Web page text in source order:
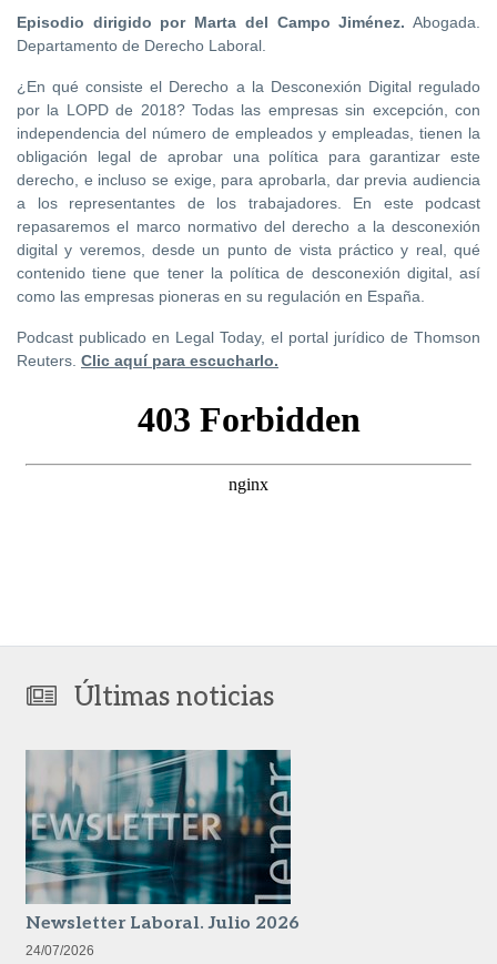
Episodio dirigido por Marta del Campo Jiménez. Abogada.
Departamento de Derecho Laboral.
¿En qué consiste el Derecho a la Desconexión Digital regulado
por la LOPD de 2018? Todas las empresas sin excepción, con
independencia del número de empleados y empleadas, tienen la
obligación legal de aprobar una política para garantizar este
derecho, e incluso se exige, para aprobarla, dar previa audiencia
a los representantes de los trabajadores. En este podcast
repasaremos el marco normativo del derecho a la desconexión
digital y veremos, desde un punto de vista práctico y real, qué
contenido tiene que tener la política de desconexión digital, así
como las empresas pioneras en su regulación en España.
Podcast publicado en Legal Today, el portal jurídico de Thomson
Reuters. Clic aquí para escucharlo.
Últimas noticias
Newsletter Laboral. Julio 2026
24/07/2026